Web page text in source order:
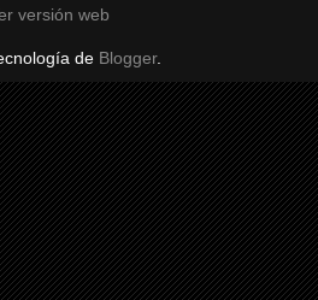
versión web
de Blogger.